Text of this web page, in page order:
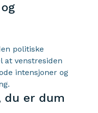
politiske
at venstresiden
intensjoner og
du er dum